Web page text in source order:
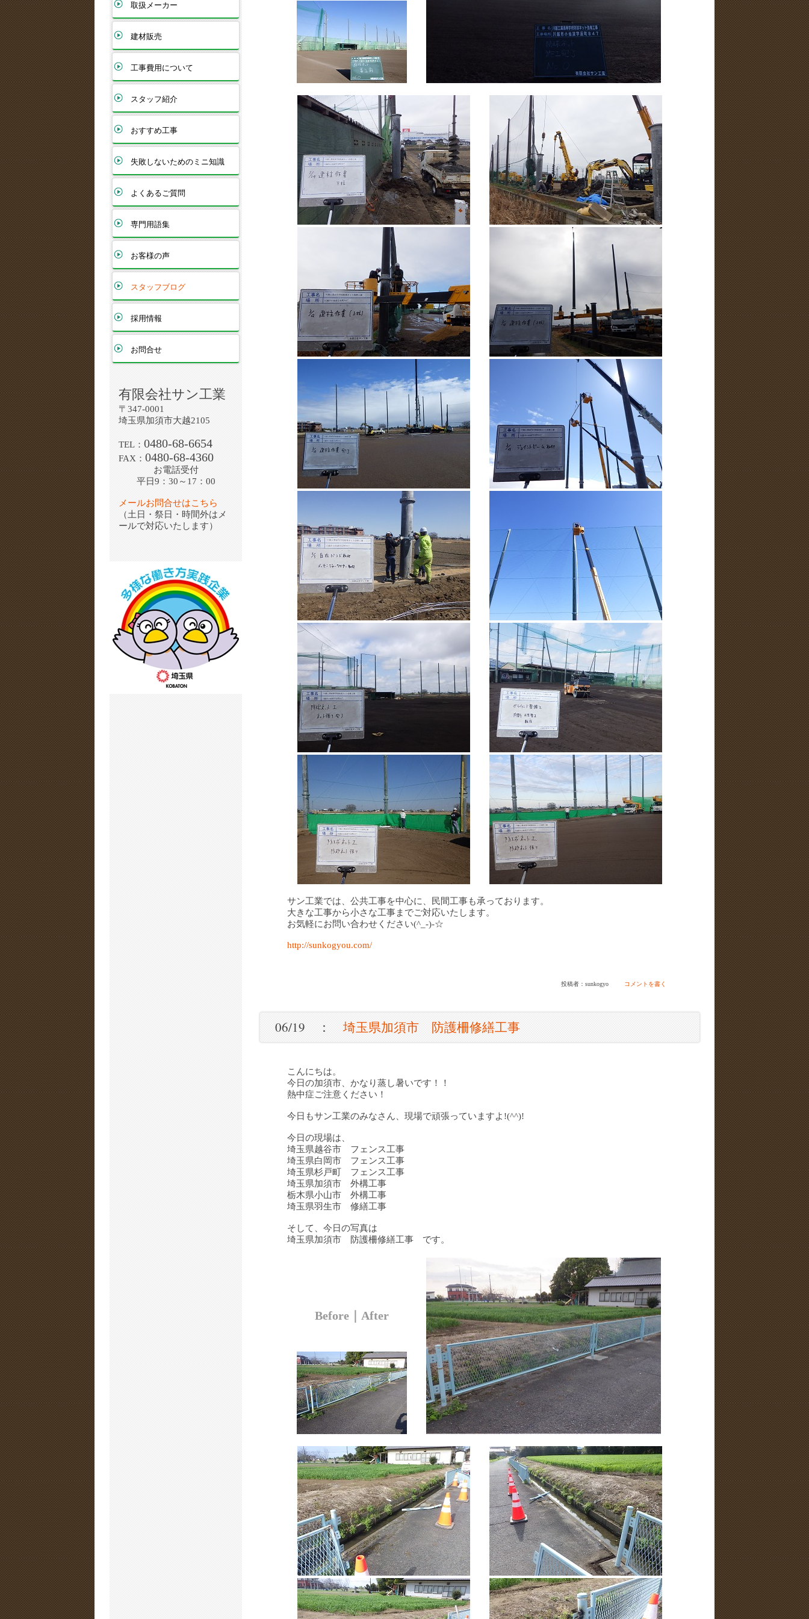
サン工業では、公共工事を中心に、民間工事も承っております。
大きな工事から小さな工事までご対応いたします。
お気軽にお問い合わせください(^_-)-☆
http://sunkogyou.com/
投稿者：sunkogyo コメントを書く
06/19 ： 埼玉県加須市 防護柵修繕工事
こんにちは。
今日の加須市、かなり蒸し暑いです！！
熱中症ご注意ください！
今日もサン工業のみなさん、現場で頑張っていますよ!(^^)!
今日の現場は、
埼玉県越谷市 フェンス工事
埼玉県白岡市 フェンス工事
埼玉県杉戸町 フェンス工事
埼玉県加須市 外構工事
栃木県小山市 外構工事
埼玉県羽生市 修繕工事
そして、今日の写真は
埼玉県加須市 防護柵修繕工事 です。
Before｜After
取扱メーカー
建材販売
工事費用について
スタッフ紹介
おすすめ工事
失敗しないためのミニ知識
よくあるご質問
専門用語集
お客様の声
スタッフブログ
採用情報
お問合せ
有限会社サン工業
〒347-0001
埼玉県加須市大越2105
TEL： 0480-68-6654
FAX： 0480-68-4360
お電話受付
平日9：30～17：00
メールお問合せはこちら
（土日・祭日・時間外はメ
ールで対応いたします）